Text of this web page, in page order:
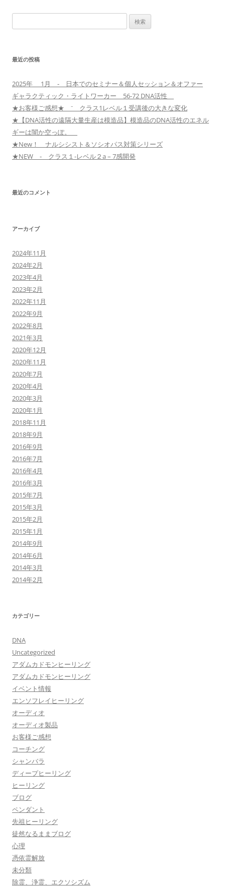
索:
最近の投稿
2025年 1月 ‐ 日本でのセミナー＆個人セッション＆オファー
ギャラクティック・ライトワーカー 56-72 DNA活性
★お客様ご感想★ ⁻ クラス1レベル１受講後の大きな変化
★【DNA活性の遠隔大量生産は模造品】模造品のDNA活性のエネル
ギーは闇か空っぽ。
★New！ ナルシシスト＆ソシオパス対策シリーズ
★NEW ‐ クラス１‐レベル２a – 7感開発
最近のコメント
アーカイブ
2024年11月
2024年2月
2023年4月
2023年2月
2022年11月
2022年9月
2022年8月
2021年3月
2020年12月
2020年11月
2020年7月
2020年4月
2020年3月
2020年1月
2018年11月
2018年9月
2016年9月
2016年7月
2016年4月
2016年3月
2015年7月
2015年3月
2015年2月
2015年1月
2014年9月
2014年6月
2014年3月
2014年2月
カテゴリー
DNA
Uncategorized
アダムカドモンヒーリング
アダムカドモンヒーリング
イベント情報
エンソフレイヒーリング
オーディオ
オーディオ製品
お客様ご感想
コーチング
シャンバラ
ディープヒーリング
ヒーリング
ブログ
ペンダント
先祖ヒーリング
徒然なるままブログ
心理
憑依霊解放
未分類
除霊、浄霊、エクソシズム